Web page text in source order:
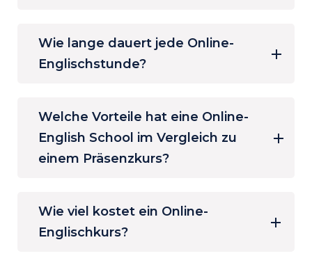
Wie lange dauert jede Online-
Englischstunde?
Welche Vorteile hat eine Online-
English School im Vergleich zu
einem Präsenzkurs?
Wie viel kostet ein Online-
Englischkurs?